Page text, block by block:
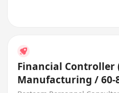
Financial Controller
Manufacturing / 60-